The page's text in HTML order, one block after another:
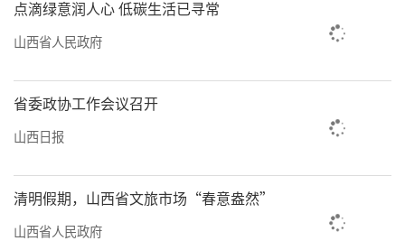
山西省政协常委、民建山西省委会副主委
大。推动消费品以旧换新加力扩围，不仅能够
统筹扩大内需、深化供给侧结构性改革、稳定
经济大盘，还能畅通资源循环利用链条，推动
更多高质量耐用消费品进入居民生活，从而让
人民群众拥有更多的获得感和幸福感。
点滴绿意润人心 低碳生活已寻常
山西省人民政府
省委政协工作会议召开
山西日报
清明假期，山西省文旅市场“春意盎然”
山西省人民政府